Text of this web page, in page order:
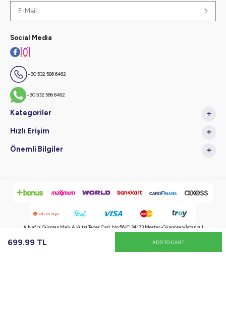
699.99 TL ADD TO CART
Social Media
+90 532 586 6462
+90 532 586 6462
Kategoriler
Hızlı Erişim
Önemli Bilgiler
A.Nafiz Gürman Mah. A.Kutsi Tecer Cad. No:56/C 34173 Merter-Güngören/İstanbul